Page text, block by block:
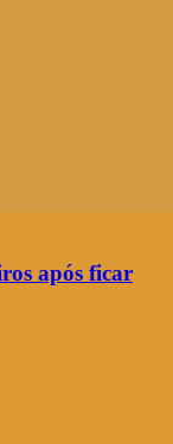
após ficar